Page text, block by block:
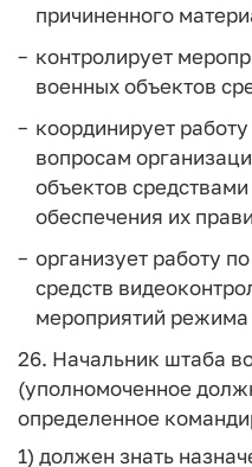
причиненного
контролирует
военных объектов
координирует
вопросам
объектов
обеспечения их
организует работу
средств
мероприятий режима
26. Начальник штаба
(уполномоченное
определенное
1) должен знать